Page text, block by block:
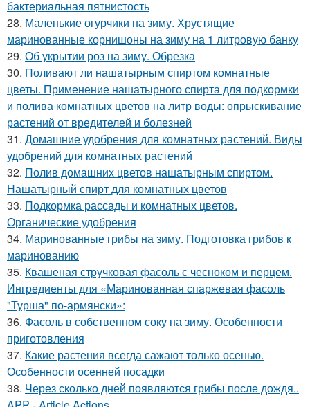
бактериальная пятнистость
28. Маленькие огурчики на зиму. Хрустящие
маринованные корнишоны на зиму на 1 литровую банку
29. Об укрытии роз на зиму. Обрезка
30. Поливают ли нашатырным спиртом комнатные
цветы. Применение нашатырного спирта для подкормки
и полива комнатных цветов на литр воды: опрыскивание
растений от вредителей и болезней
31. Домашние удобрения для комнатных растений. Виды
удобрений для комнатных растений
32. Полив домашних цветов нашатырным спиртом.
Нашатырный спирт для комнатных цветов
33. Подкормка рассады и комнатных цветов.
Органические удобрения
34. Маринованные грибы на зиму. Подготовка грибов к
маринованию
35. Квашеная стручковая фасоль с чесноком и перцем.
Ингредиенты для «Маринованная спаржевая фасоль
"Турша" по-армянски»:
36. Фасоль в собственном соку на зиму. Особенности
приготовления
37. Какие растения всегда сажают только осенью.
Особенности осенней посадки
38. Через сколько дней появляются грибы после дождя..